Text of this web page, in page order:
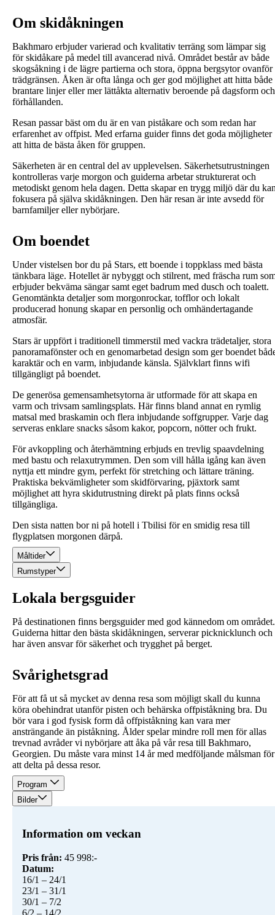
Om skidåkningen
Bakhmaro erbjuder varierad och kvalitativ terräng som lämpar sig
för skidåkare på medel till avancerad nivå. Området består av både
skogsåkning i de lägre partierna och stora, öppna bergsytor ovanför
trädgränsen. Åken är ofta långa och ger god möjlighet att hitta både
brantare linjer eller mer lättåkta alternativ beroende på dagsform och
förhållanden.
Resan passar bäst om du är en van piståkare och som redan har
erfarenhet av offpist. Med erfarna guider finns det goda möjligheter
att hitta de bästa åken för gruppen.
Säkerheten är en central del av upplevelsen. Säkerhetsutrustningen
kontrolleras varje morgon och guiderna arbetar strukturerat och
metodiskt genom hela dagen. Detta skapar en trygg miljö där du
fokusera på själva skidåkningen. Den här resan är inte avsedd för
barnfamiljer eller nybörjare.
Om boendet
Under vistelsen bor du på Stars, ett boende i toppklass med bästa
tänkbara läge. Hotellet är nybyggt och stilrent, med fräscha rum
erbjuder bekväma sängar samt eget badrum med dusch och toalett.
Genomtänkta detaljer som morgonrockar, tofflor och lokalt
producerad honung skapar en personlig och omhändertagande
atmosfär.
Stars är uppfört i traditionell timmerstil med vackra trädetaljer, stora
panoramafönster och en genomarbetad design som ger boendet
karaktär och en varm, inbjudande känsla. Självklart finns wifi
tillgängligt på boendet.
De generösa gemensamhetsytorna är utformade för att skapa en
varm och trivsam samlingsplats. Här finns bland annat en rymlig
matsal med braskamin och flera inbjudande soffgrupper. Varje dag
serveras enklare snacks såsom kakor, popcorn, nötter och frukt.
För avkoppling och återhämtning erbjuds en trevlig spaavdelning
med bastu och relaxutrymmen. Den som vill hålla igång kan även
nyttja ett mindre gym, perfekt för stretching och lättare träning.
Praktiska bekvämligheter som skidförvaring, pjäxtork samt
möjlighet att hyra skidutrustning direkt på plats finns också
tillgängliga.
Den sista natten bor ni på hotell i Tbilisi för en smidig resa till
flygplatsen morgonen därpå.
Måltider
Rumstyper
Lokala bergsguider
På destinationen finns bergsguider med god kännedom om området.
Guiderna hittar den bästa skidåkningen, serverar picknicklunch och
har även ansvar för säkerhet och trygghet på berget.
Svårighetsgrad
För att få ut så mycket av denna resa som möjligt skall du kunna
köra obehindrat utanför pisten och behärska offpiståkning bra. Du
bör vara i god fysisk form då offpiståkning kan vara mer
ansträngande än piståkning. Ålder spelar mindre roll men för allas
trevnad avråder vi nybörjare att åka på vår resa till Bakhmaro,
Georgien. Du måste vara minst 14 år med medföljande målsman för
att delta på dessa resor.
Program
Bilder
Information om veckan
Pris från:
16/1 – 24/1
23/1 – 31/1
30/1 – 7/2
6/2 – 14/2